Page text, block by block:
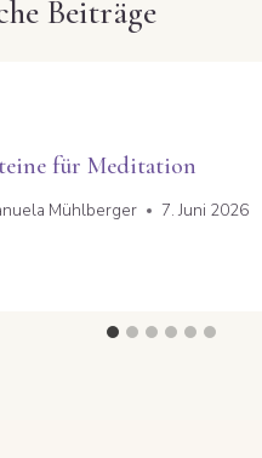
Beiträge
für Meditation
Mühlberger 7. Juni 2026